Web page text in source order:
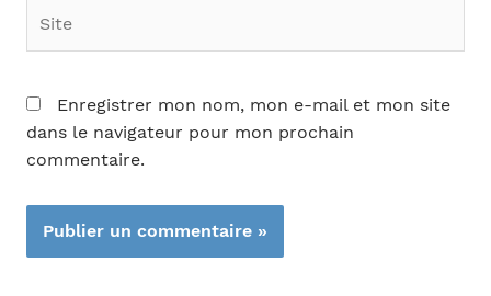
Enregistrer mon nom, mon e-mail et mon site
dans le navigateur pour mon prochain
commentaire.